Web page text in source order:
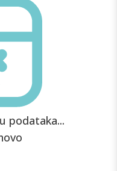
podataka...